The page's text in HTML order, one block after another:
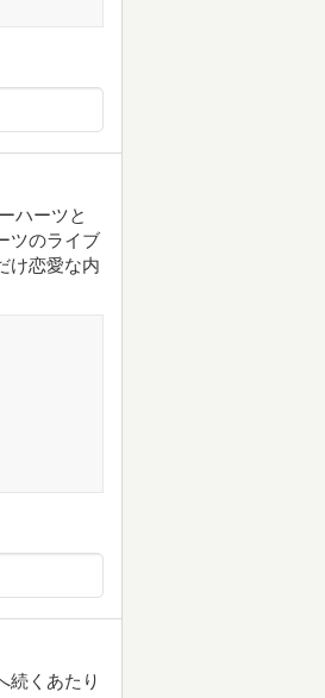
ハーツと
ツのライブ
け恋愛な内
くあたり